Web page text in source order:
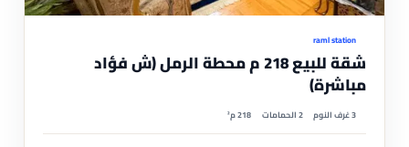
raml station
شقة للبيع 218 م محطة الرمل (ش فؤاد
مباشرة)
3 غرف النوم 2 الحمامات 218 م²